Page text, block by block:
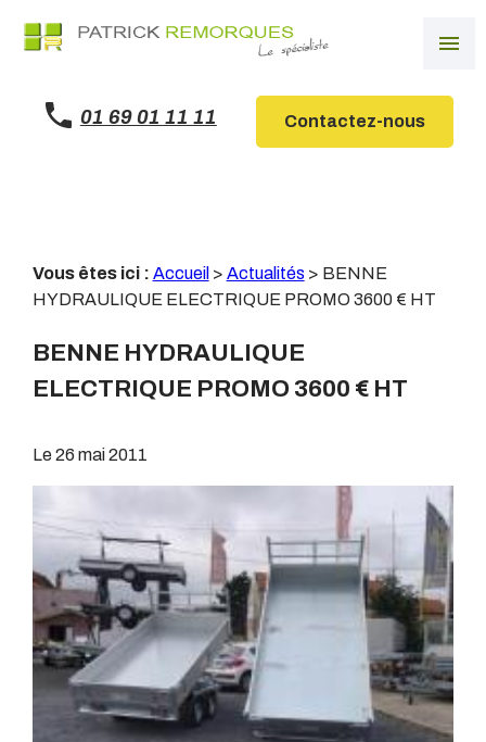
menu
01 69 01 11 11 Contactez-nous
Vous êtes ici : Accueil > Actualités > BENNE
HYDRAULIQUE ELECTRIQUE PROMO 3600 € HT
BENNE HYDRAULIQUE
ELECTRIQUE PROMO 3600 € HT
Le26 mai 2011